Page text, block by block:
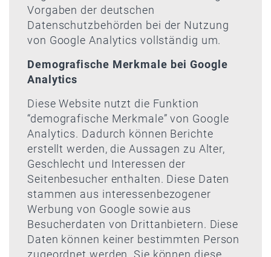
Vorgaben der deutschen
Datenschutzbehörden bei der Nutzung
von Google Analytics vollständig um.
Demografische Merkmale bei Google
Analytics
Diese Website nutzt die Funktion
“demografische Merkmale” von Google
Analytics. Dadurch können Berichte
erstellt werden, die Aussagen zu Alter,
Geschlecht und Interessen der
Seitenbesucher enthalten. Diese Daten
stammen aus interessenbezogener
Werbung von Google sowie aus
Besucherdaten von Drittanbietern. Diese
Daten können keiner bestimmten Person